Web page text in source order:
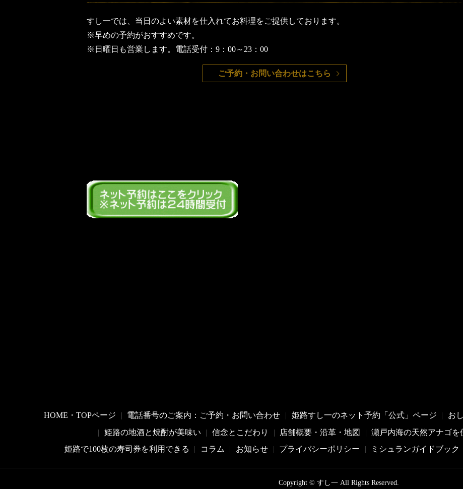
すし一では、当日のよい素材を仕入れてお料理をご提供しております。
※早めの予約がおすすめです。
※日曜日も営業します。 電話受付：9：00～23：00
ご予約・お問い合わせはこちら
HOME・TOPページ 電話番号のご案内：ご予約・お問い合わせ 姫路すし一のネット予約「公式」ページ
お
姫路の地酒と焼酎が美味い
信念とこだわり 店舗概要・沿革・地図
瀬戸内海の天然アナゴ
姫路で100枚の寿司券を利用できる
コラム お知らせ プライバシーポリシー ミシュランガイドブッ
Copyright © すし一 All Rights Reserved.